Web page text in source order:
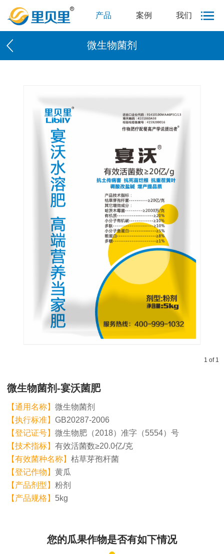
产品 案例 我们
微生物菌剂
1 of 1
微生物菌剂-宴沃菌肥
【通用名称】 微生物菌剂
【执行标准】 GB20287-2006
【登记证号】 微生物肥（2018）准字（5554）号
【技术指标】 有效活菌数≥20.0亿/克
【有效菌种名称】 枯草芽孢杆菌
【登记作物】 黄瓜
【产品剂型】 粉剂
【产品规格】 5kg
您的瓜果作物是否有如下情况